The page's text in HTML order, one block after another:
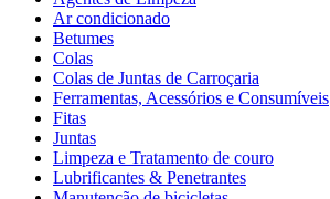
Ar condicionado
Betumes
Colas
Colas de Juntas de Carroçaria
Ferramentas, Acessórios e Consumíveis
Fitas
Juntas
Limpeza e Tratamento de couro
Lubrificantes & Penetrantes